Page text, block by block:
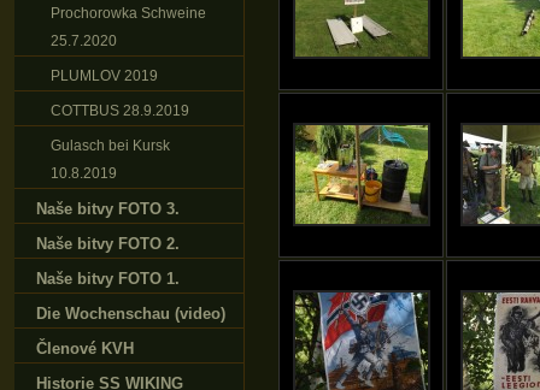
Prochorowka Schweine
25.7.2020
PLUMLOV 2019
COTTBUS 28.9.2019
Gulasch bei Kursk
10.8.2019
Naše bitvy FOTO 3.
Naše bitvy FOTO 2.
Naše bitvy FOTO 1.
Die Wochenschau (video)
Členové KVH
Historie SS WIKING